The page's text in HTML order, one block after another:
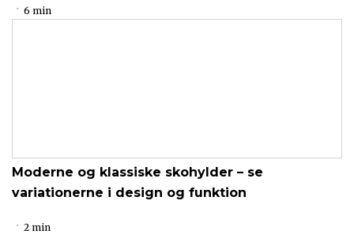
6 min
Moderne og klassiske skohylder – se
variationerne i design og funktion
2 min